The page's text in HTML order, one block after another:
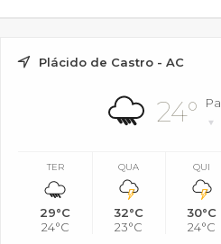
Plácido de Castro - AC
24°
TER
29°C
24°C
QUA
32°C
23°C
QUI
30°C
24°C